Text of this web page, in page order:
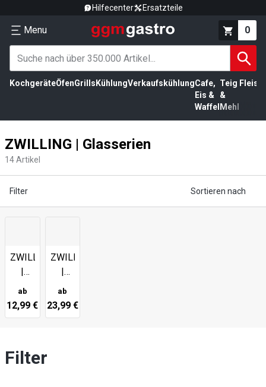
Hilfecenter Ersatzteile
Menu 0
KochgeräteÖfenGrills KühlungVerkaufskühlungCafe,
Eis &
Waffel
Teig
&
Mehl
ZWILLING | Glasserien
14Artikel
Filter Sortieren nach
ZWILLING
|
Sorrento
ab
12,99 €
ZWILLING
|
Sorrento
Bar
ab
23,99 €
Filter